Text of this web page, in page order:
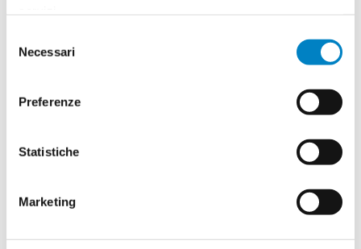
delNecessari
Preferenze
Statistiche
Marketing
Vuoi caricare il tuo logo o grafica adesso? Potrai
comunque farlo successivamente.